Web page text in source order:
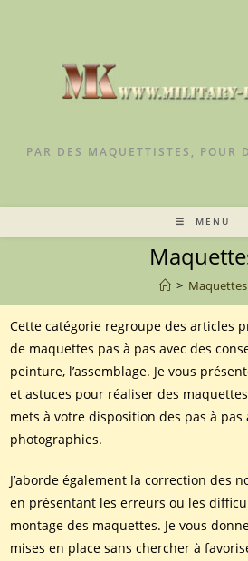
PAR DES MAQUETTISTES, POUR
MENU
> Maquettes
Cette catégorie regroupe des articles
de maquettes pas à pas avec des
peinture, l’assemblage. Je vous
et astuces pour réaliser des
mets à votre disposition des pas à pas
photographies.
J’aborde également la correction des
en présentant les erreurs ou les
montage des maquettes. Je vous
mises en place sans chercher à